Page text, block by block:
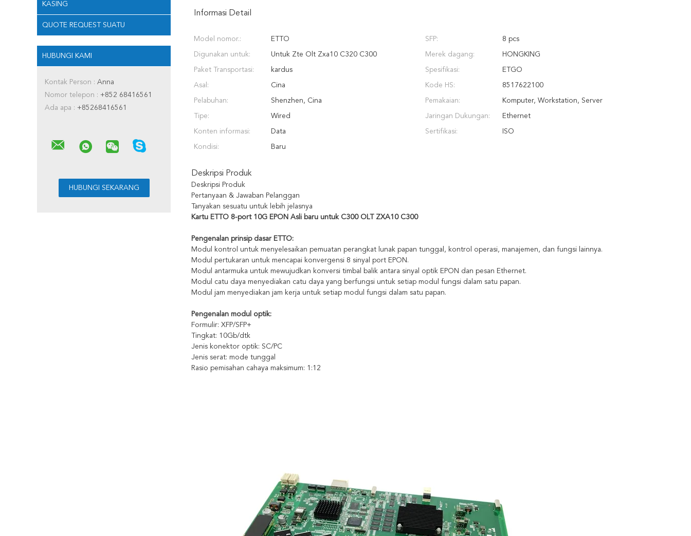
KASING
QUOTE REQUEST SUATU
HUBUNGI KAMI
Kontak Person : Anna
Nomor telepon : +852 68416561
Ada apa : +85268416561
Informasi Detail
Model nomor.: ETTO SFP: 8 pcs
Digunakan untuk: Untuk Zte Olt Zxa10 C320 C300 Merek dagang: HONGKING
Paket Transportasi: kardus Spesifikasi: ETGO
Asal: Cina Kode HS: 8517622100
Pelabuhan: Shenzhen, Cina Pemakaian: Komputer, Workstation, Server
Tipe: Wired Jaringan Dukungan: Ethernet
Konten informasi: Data Sertifikasi: ISO
Kondisi: Baru
Deskripsi Produk
Deskripsi Produk
Pertanyaan & Jawaban Pelanggan
Tanyakan sesuatu untuk lebih jelasnya
Kartu ETTO 8-port 10G EPON Asli baru untuk C300 OLT ZXA10 C300
Pengenalan prinsip dasar ETTO:
Modul kontrol untuk menyelesaikan pemuatan perangkat lunak papan tunggal, kontrol operasi, manajemen, dan fungsi lainnya.
Modul pertukaran untuk mencapai konvergensi 8 sinyal port EPON.
Modul antarmuka untuk mewujudkan konversi timbal balik antara sinyal optik EPON dan pesan Ethernet.
Modul catu daya menyediakan catu daya yang berfungsi untuk setiap modul fungsi dalam satu papan.
Modul jam menyediakan jam kerja untuk setiap modul fungsi dalam satu papan.
Pengenalan modul optik:
Formulir: XFP/SFP+
Tingkat: 10Gb/dtk
Jenis konektor optik: SC/PC
Jenis serat: mode tunggal
Rasio pemisahan cahaya maksimum: 1:12